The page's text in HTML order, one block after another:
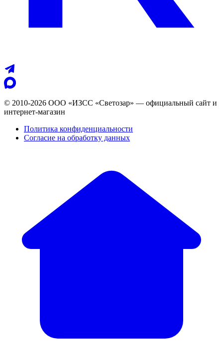
© 2010-2026 ООО «ИЗСС «Светозар» — официальный сайт и
интернет-магазин
Политика конфиденциальности
Согласие на обработку данных